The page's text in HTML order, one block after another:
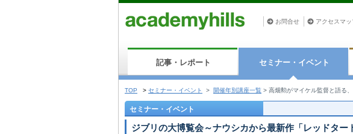
お問合せ アクセスマッ
記事・レポート セミナー・イベント
TOP > セミナー・イベント > 開催年別講座一覧 > 高畑勲がマイケル監督と語る
セミナー・イベント
ジブリの大博覧会～ナウシカから最新作「レッドター